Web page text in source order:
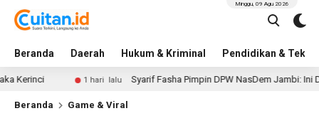
Beranda Daerah Hukum & Kriminal Pendidikan &
Minggu, 09 Agu 2026
1 hari lalu Syarif Fasha Pimpin DPW NasDem Jambi: Ini Daftar
Beranda Game & Viral